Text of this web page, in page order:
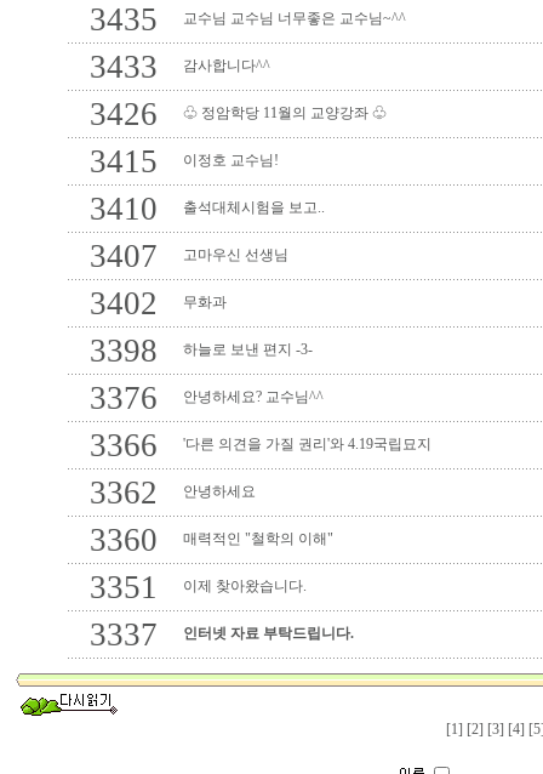
3435 교수님 교수님 너무좋은 교수님~^^
3433 감사합니다^^
3426 ♧ 정암학당 11월의 교양강좌 ♧
3415 이정호 교수님!
3410 출석대체시험을 보고..
3407 고마우신 선생님
3402 무화과
3398 하늘로 보낸 편지 -3-
3376 안녕하세요? 교수님^^
3366 '다른 의견을 가질 권리'와 4.19국립묘지
3362 안녕하세요
3360 매력적인 "철학의 이해"
3351 이제 찾아왔습니다.
3337 인터넷 자료 부탁드립니다.
[1] [2] [3] [4]